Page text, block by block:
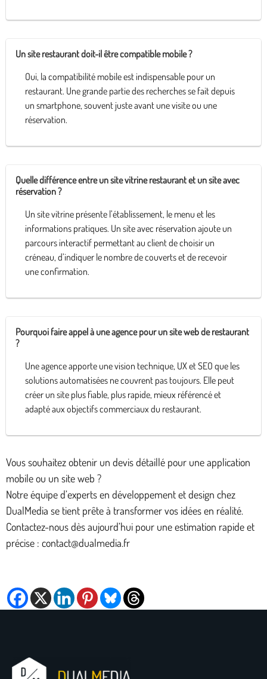
Un site restaurant doit-il être compatible mobile ?
Oui, la compatibilité mobile est indispensable pour un
restaurant. Une grande partie des recherches se fait depuis
un smartphone, souvent juste avant une visite ou une
réservation.
Quelle différence entre un site vitrine restaurant et un site avec
réservation ?
Un site vitrine présente l’établissement, le menu et les
informations pratiques. Un site avec réservation ajoute un
parcours interactif permettant au client de choisir un
créneau, d’indiquer le nombre de couverts et de recevoir
une confirmation.
Pourquoi faire appel à une agence pour un site web de restaurant
?
Une agence apporte une vision technique, UX et SEO que les
solutions automatisées ne couvrent pas toujours. Elle peut
créer un site plus fiable, plus rapide, mieux référencé et
adapté aux objectifs commerciaux du restaurant.
Vous souhaitez obtenir un devis détaillé pour une application
mobile ou un site web ?
Notre équipe d’experts en développement et design chez
DualMedia se tient prête à transformer vos idées en réalité.
Contactez-nous dès aujourd’hui pour une estimation rapide et
précise : contact@dualmedia.fr